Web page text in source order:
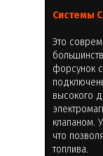
Системы
Это
форсунок
высокого
клапаном.
что
топлива.